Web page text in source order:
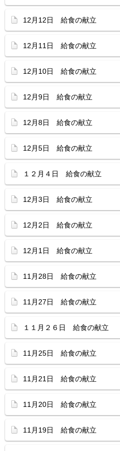
12月12日 給食の献立
12月11日 給食の献立
12月10日 給食の献立
12月9日 給食の献立
12月8日 給食の献立
12月5日 給食の献立
１２月４日 給食の献立
12月3日 給食の献立
12月2日 給食の献立
12月1日 給食の献立
11月28日 給食の献立
11月27日 給食の献立
１１月２６日 給食の献立
11月25日 給食の献立
11月21日 給食の献立
11月20日 給食の献立
11月19日 給食の献立